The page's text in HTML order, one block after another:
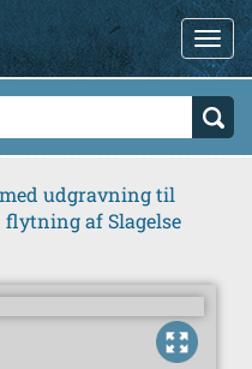
udgravning til
flytning af Slagelse